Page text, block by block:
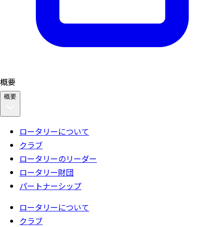
概要
概要
ロータリーについて
クラブ
ロータリーのリーダー
ロータリー財団
パートナーシップ
ロータリーについて
クラブ